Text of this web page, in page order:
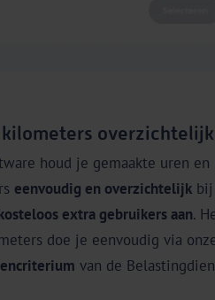
kilometers
houd je gemaakte uren
eenvoudig en overzichtelijk
extra gebruikers aan.
doe je eenvoudig via
van de